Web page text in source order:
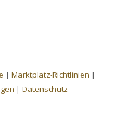
| Marktplatz-Richtlinien |
| Datenschutz